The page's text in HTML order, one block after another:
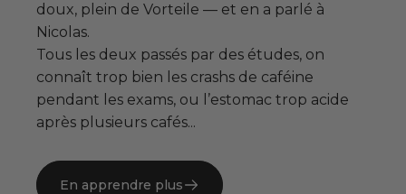
doux, plein de Vorteile — et en a parlé à
Nicolas.
Tous les deux passés par des études, on
connaît trop bien les crashs de caféine
pendant les exams, ou l’estomac trop acide
après plusieurs cafés...
En apprendre plus